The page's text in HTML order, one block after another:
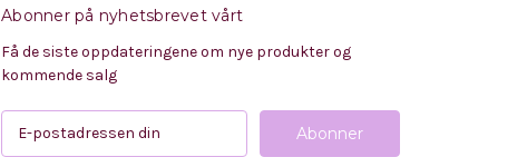
Abonner på nyhetsbrevet vårt
Få de siste oppdateringene om nye produkter og
kommende salg